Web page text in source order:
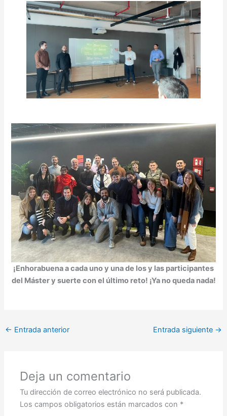
¡Enhorabuena a cada uno y una de los y las participantes
del Máster y suerte con el último reto! ¡Ya no queda nada!
← Entrada anterior Entrada siguiente →
Deja un comentario
Tu dirección de correo electrónico no será publicada.
Los campos obligatorios están marcados con *